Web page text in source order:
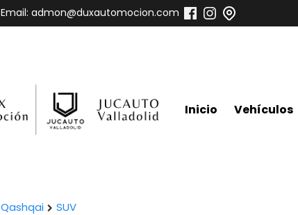
Email: admon@duxautomocion.com
Inicio Vehículos
Qashqai SUV